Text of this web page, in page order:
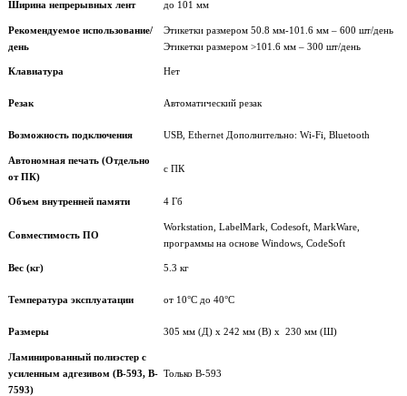
Ширина непрерывных лент до 101 мм
Рекомендуемое использование/
день
Этикетки размером 50.8 мм-101.6 мм – 600 шт/день
Этикетки размером >101.6 мм – 300 шт/день
Клавиатура Нет
Резак Автоматический резак
Возможность подключения USB, Ethernet Дополнительно: Wi-Fi, Bluetooth
Автономная печать (Отдельно
от ПК)
с ПК
Объем внутренней памяти 4 Гб
Совместимость ПО
Workstation, LabelMark, Codesoft, MarkWare,
программы на основе Windows, CodeSoft
Вес (кг) 5.3 кг
Температура эксплуатации от 10°С до 40°C
Размеры 305 мм (Д) x 242 мм (В) х 230 мм (Ш)
Ламинированный полиэстер с
усиленным адгезивом (B-593, B-
7593)
Только В-593